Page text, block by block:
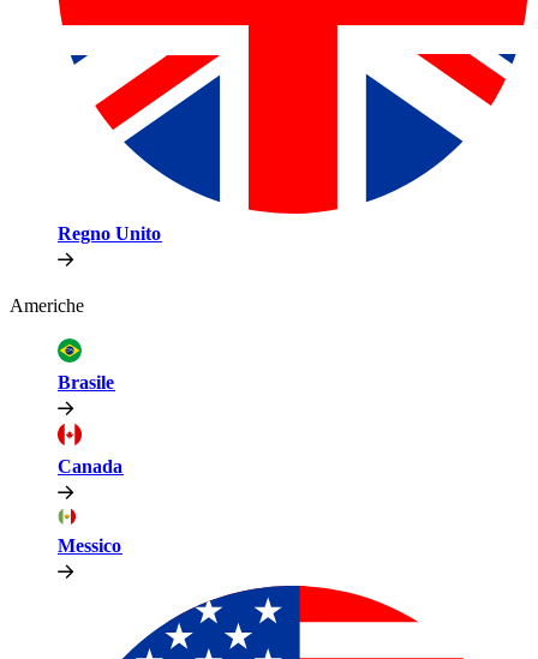
Regno Unito​​
Americhe​​
Brasile​​
Canada​​
Messico​​